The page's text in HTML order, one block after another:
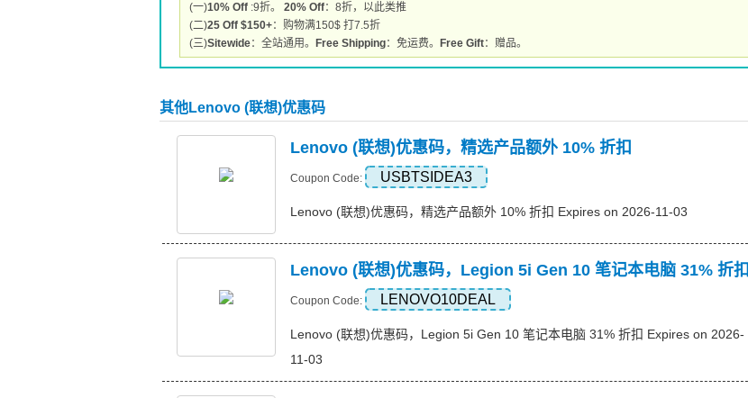
(一)10% Off :9折。 20% Off：8折，以此类推
(二)25 Off $150+：购物满150$ 打7.5折
(三)Sitewide：全站通用。 Free Shipping：免运费。 Free Gift：赠品。
其他Lenovo (联想)优惠码
Lenovo (联想)优惠码，精选产品额外 10% 折扣
Coupon Code: USBTSIDEA3
Lenovo (联想)优惠码，精选产品额外 10% 折扣 Expires on 2026-11-03
Lenovo (联想)优惠码，Legion 5i Gen 10 笔记本电脑 31% 折扣
Coupon Code: LENOVO10DEAL
Lenovo (联想)优惠码，Legion 5i Gen 10 笔记本电脑 31% 折扣 Expires on 2026-
11-03